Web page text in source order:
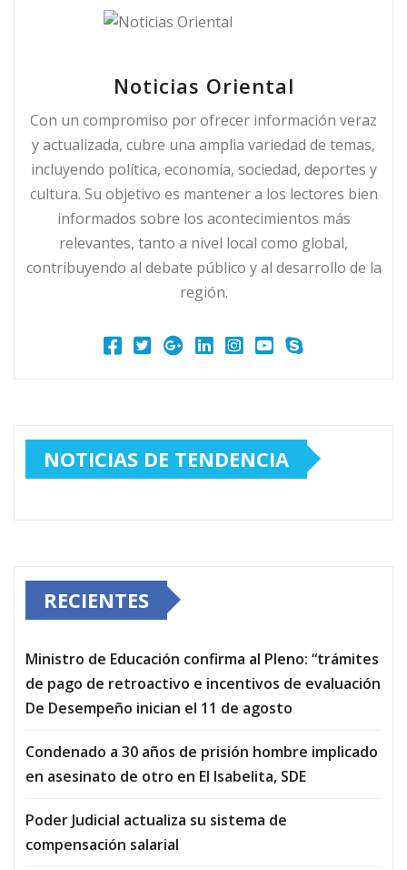
Noticias Oriental
Con un compromiso por ofrecer información veraz
y actualizada, cubre una amplia variedad de temas,
incluyendo política, economía, sociedad, deportes y
cultura. Su objetivo es mantener a los lectores bien
informados sobre los acontecimientos más
relevantes, tanto a nivel local como global,
contribuyendo al debate público y al desarrollo de la
región.
NOTICIAS DE TENDENCIA
RECIENTES
Ministro de Educación confirma al Pleno: “trámites
de pago de retroactivo e incentivos de evaluación
De Desempeño inician el 11 de agosto
Condenado a 30 años de prisión hombre implicado
en asesinato de otro en El Isabelita, SDE
Poder Judicial actualiza su sistema de
compensación salarial